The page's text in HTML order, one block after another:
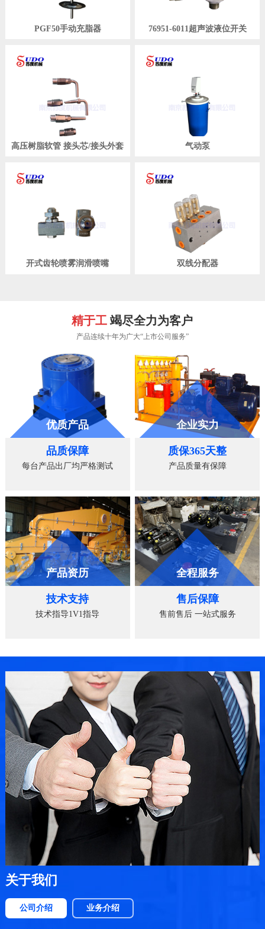
PGF50手动充脂器 76951-6011超声波液位开关
高压树脂软管 接头芯/接头外套 气动泵
开式齿轮喷雾润滑喷嘴 双线分配器
精于工 竭尽全力为客户
产品连续十年为广大“上市公司服务”
优质产品
品质保障
每台产品出厂均严格测试
企业实力
质保365天整
产品质量有保障
产品资历
技术支持
技术指导1V1指导
全程服务
售后保障
售前售后 一站式服务
关于我们
公司介绍 业务介绍